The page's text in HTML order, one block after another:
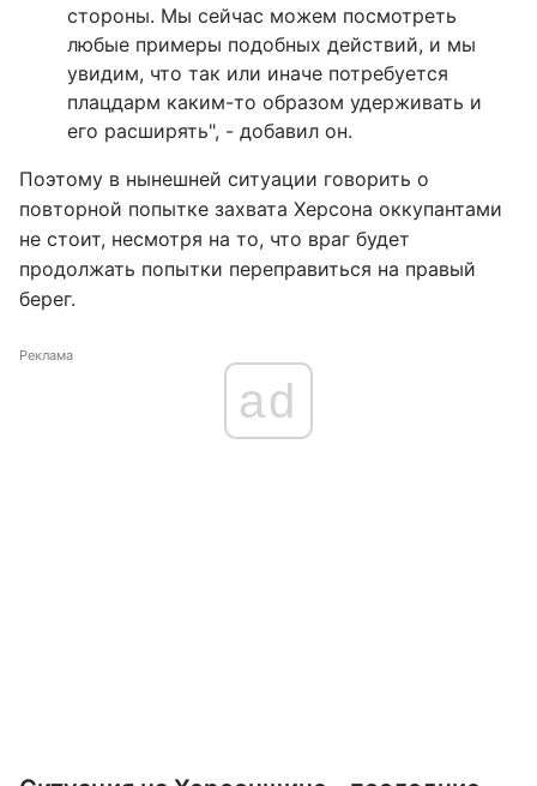
стороны. Мы сейчас можем посмотреть
любые примеры подобных действий, и мы
увидим, что так или иначе потребуется
плацдарм каким-то образом удерживать и
его расширять", - добавил он.
Поэтому в нынешней ситуации говорить о
повторной попытке захвата Херсона оккупантами
не стоит, несмотря на то, что враг будет
продолжать попытки переправиться на правый
берег.
Реклама
ad